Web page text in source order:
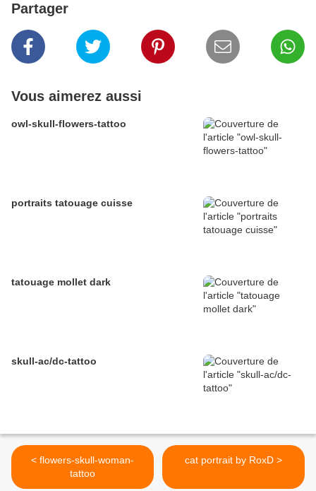
Partager
Vous aimerez aussi
owl-skull-flowers-tattoo
portraits tatouage cuisse
tatouage mollet dark
skull-ac/dc-tattoo
< flowers-skull-woman-
tattoo
cat portrait by RoxD >